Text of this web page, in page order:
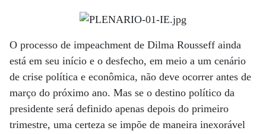
O processo de impeachment de Dilma Rousseff ainda
está em seu início e o desfecho, em meio a um cenário
de crise política e econômica, não deve ocorrer antes de
março do próximo ano. Mas se o destino político da
presidente será definido apenas depois do primeiro
trimestre, uma certeza se impõe de maneira inexorável